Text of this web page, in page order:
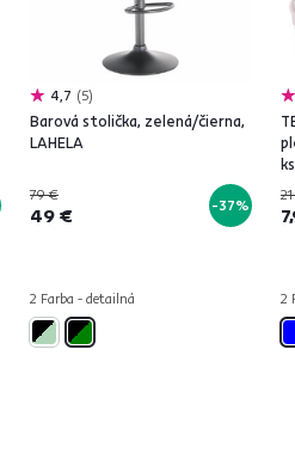
4,7 5
Barová stolička, zelená/čierna,
LAHELA
79 €
49 € -37%
2 Farba - detailná 2